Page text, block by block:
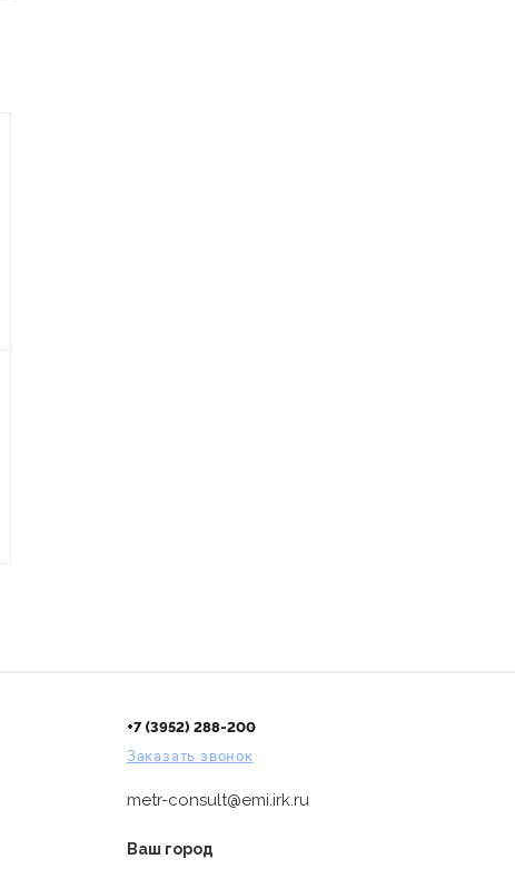
+7 (3952) 288-200
Заказать звонок
metr-consult@emi.irk.ru
Ваш город